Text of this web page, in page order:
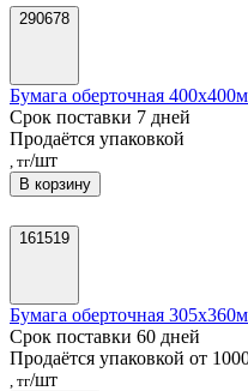
290678
Бумага оберточная
Срок поставки 7 дней
Продаётся упаковкой
, тг/шт
В корзину
161519
Бумага оберточная
Срок поставки 60 дней
Продаётся упаковкой от
, тг/шт